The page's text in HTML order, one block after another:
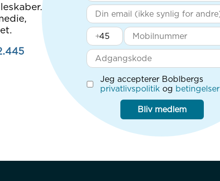
+
Jeg accepterer Boblbergs
privatlivspolitik og betingelser
Bliv medlem